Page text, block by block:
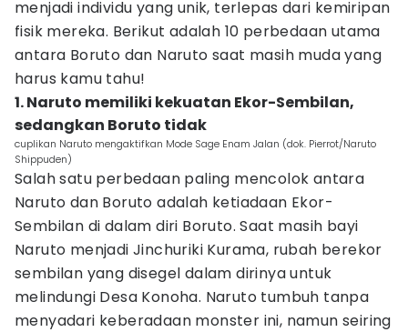
menjadi individu yang unik, terlepas dari kemiripan
fisik mereka. Berikut adalah 10 perbedaan utama
antara Boruto dan Naruto saat masih muda yang
harus kamu tahu!
1. Naruto memiliki kekuatan Ekor-Sembilan,
sedangkan Boruto tidak
cuplikan Naruto mengaktifkan Mode Sage Enam Jalan (dok. Pierrot/Naruto
Shippuden)
Salah satu perbedaan paling mencolok antara
Naruto dan Boruto adalah ketiadaan Ekor-
Sembilan di dalam diri Boruto. Saat masih bayi
Naruto menjadi Jinchuriki Kurama, rubah berekor
sembilan yang disegel dalam dirinya untuk
melindungi Desa Konoha. Naruto tumbuh tanpa
menyadari keberadaan monster ini, namun seiring